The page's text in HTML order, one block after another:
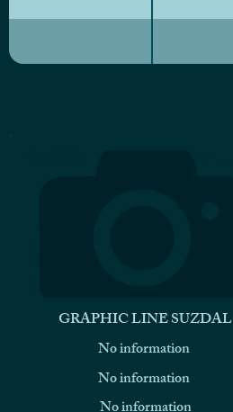
GRAPHIC LINE SUZDAL
No information
No information